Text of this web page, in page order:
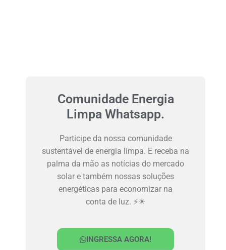
Comunidade Energia
Limpa Whatsapp.
Participe da nossa comunidade
sustentável de energia limpa. E receba na
palma da mão as notícias do mercado
solar e também nossas soluções
energéticas para economizar na
conta de luz. ⚡☀
INGRESSA AGORA!